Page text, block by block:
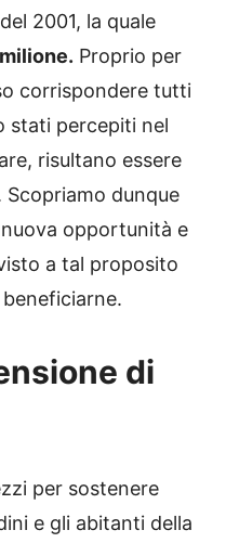
2001, la quale
milione. Proprio per
corrispondere tutti
stati percepiti nel
risultano essere
dunque
opportunità e
a tal proposito
di
per sostenere
e gli abitanti della